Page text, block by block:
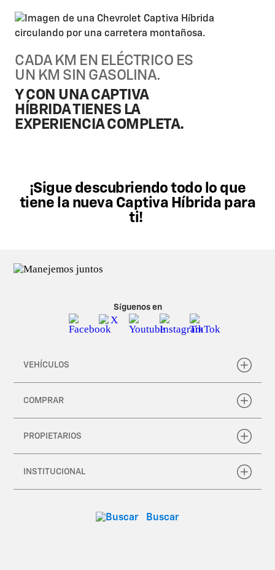
CADA KM EN ELÉCTRICO ES
UN KM SIN GASOLINA.​
​Y CON UNA CAPTIVA
HÍBRIDA TIENES LA
EXPERIENCIA COMPLETA.​
¡Sigue descubriendo todo lo que
tiene la nueva Captiva Híbrida para
ti! ​